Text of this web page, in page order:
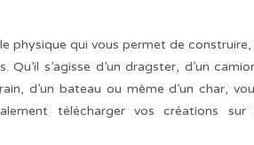
physique qui vous permet de
Qu’il s’agisse d’un dragster, d’un
d’un bateau ou même d’un char,
télécharger vos créations